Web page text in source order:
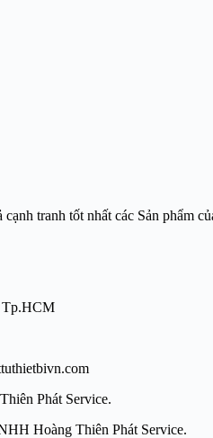
tranh tốt nhất các Sản phẩm
Tp.HCM
Phát Service.
Nam. Công ty TNHH